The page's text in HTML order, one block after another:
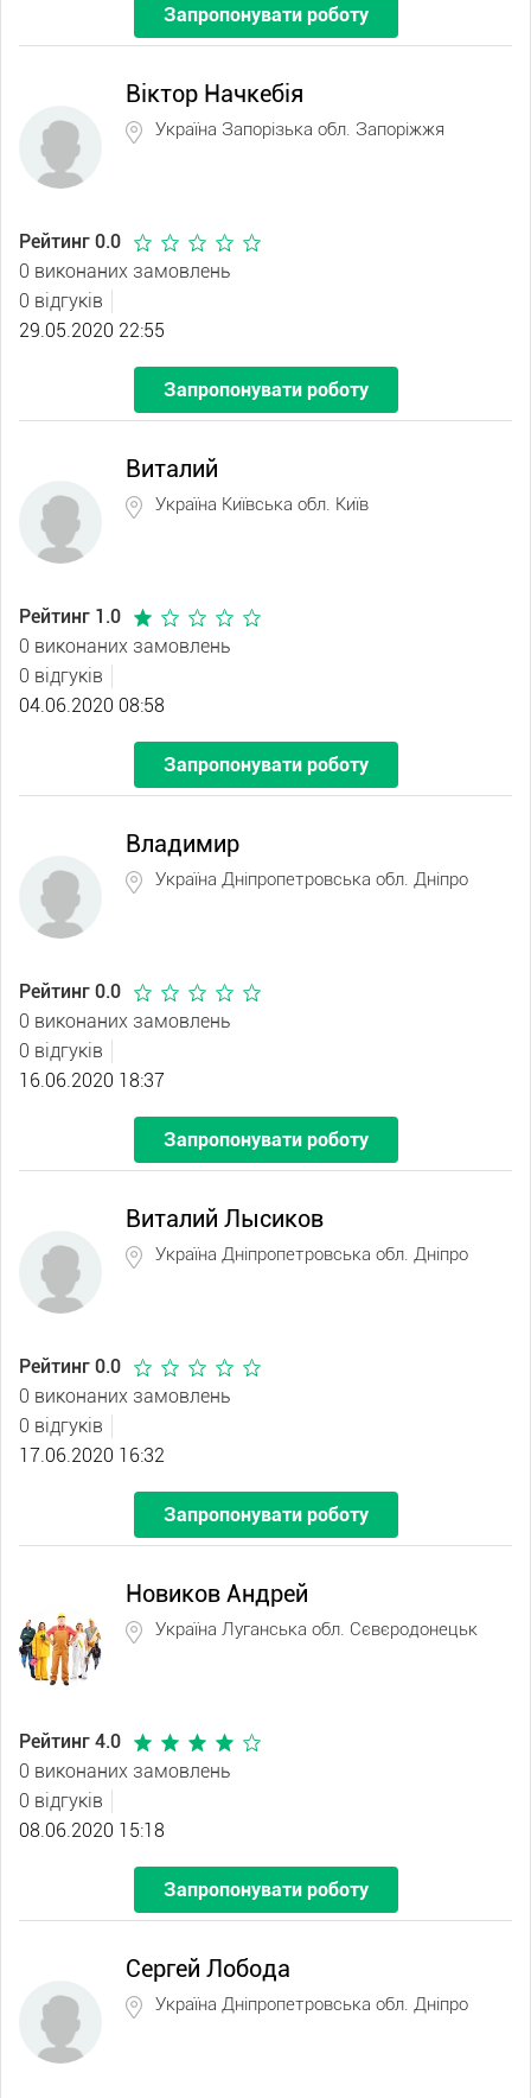
Запропонувати роботу
Віктор Начкебія
Україна Запорізька обл. Запоріжжя
Рейтинг 0.0
0 виконаних замовлень
0 відгуків
29.05.2020 22:55
Запропонувати роботу
Виталий
Україна Київська обл. Київ
Рейтинг 1.0
0 виконаних замовлень
0 відгуків
04.06.2020 08:58
Запропонувати роботу
Владимир
Україна Дніпропетровська обл. Дніпро
Рейтинг 0.0
0 виконаних замовлень
0 відгуків
16.06.2020 18:37
Запропонувати роботу
Виталий Лысиков
Україна Дніпропетровська обл. Дніпро
Рейтинг 0.0
0 виконаних замовлень
0 відгуків
17.06.2020 16:32
Запропонувати роботу
Новиков Андрей
Україна Луганська обл. Сєвєродонецьк
Рейтинг 4.0
0 виконаних замовлень
0 відгуків
08.06.2020 15:18
Запропонувати роботу
Сергей Лобода
Україна Дніпропетровська обл. Дніпро